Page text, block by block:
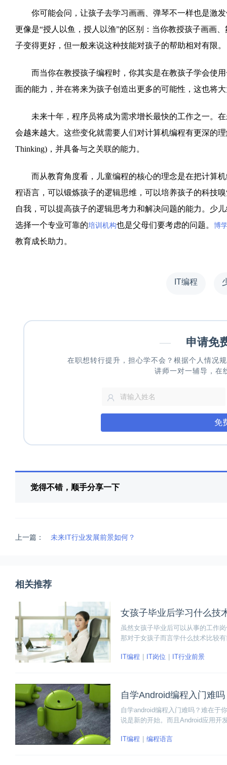
你可能会问，让孩子去学习画画、弹琴不一样也是激发
更像是“授人以鱼，授人以渔”的区别：当你教授孩子画画
子变得更好，但一般来说这种技能对孩子的帮助相对有限。
而当你在教授孩子编程时，你其实是在教孩子学会使用
面的能力，并在将来为孩子创造出更多的可能性，这也将
未来十年，程序员将成为需求增长最快的工作之一。在
会越来越大。这些变化就需要人们对计算机编程有更深的
Thinking)，并具备与之关联的能力。
而从教育角度看，儿童编程的核心的理念是在把计算机
程语言，可以锻炼孩子的逻辑思维，可以培养孩子的科技
自我，可以提高孩子的逻辑思考力和解决问题的能力。少
选择一个专业可靠的培训机构也是父母们要考虑的问题。 博
教育成长助力。
IT编程
— 申请免
在职想转行提升，担心学不会？根据个人情况
讲师一对一辅导，在
免
觉得不错，顺手分享一下
上一篇： 未来IT行业发展前景如何？
相关推荐
女孩子毕业后学习什么技
虽然女孩子毕业后可以从事的工作
那对于女孩子而言学什么技术比较
IT编程 IT岗位 IT行业前景
自学Android编程入门难吗
自学android编程入门难吗？难在于
说是新的开始。而且Android应用开
IT编程
编程语言